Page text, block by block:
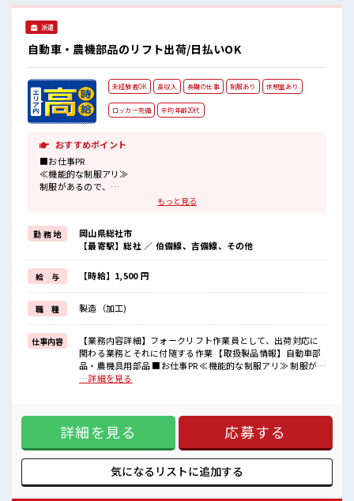
クラク制服アリ≫ 制服があるので、 毎日の服装の悩み解消♪
UP・ステップUP目指していきましょう！ ■職場の雰囲気 女
性が多めの職場です♪ 髪型にこだわりのあるアナタは必見！
髪型自由な職場！ 仕事の合間の息抜きは休憩室で♪ 持ち物が
多いあなたにもぴったり☆ ロッカー付き職場♪
派遣
自動車・農機部品のリフト出荷/日払いOK
未経験者OK 高収入 長期の仕事 制服あり 休憩室あり
ロッカー完備 平均年齢20代
おすすめポイント
■お仕事PR
≪機能的な制服アリ≫
制服があるので、
新しいことにチャレンジするのは不安だけど、
しっかり働く環境が整っています！
イチからスキルUP・ステップUP目指していきましょう！
≪収入アップを目指せる≫
高時給だらけの派遣のお仕事です！
■職場の雰囲気
≪20代の方が多数活躍中の職場≫
休憩室でホッと一息リフレッシュ！
持ち物が多いあなたにもぴったり☆
ロッカー付き職場♪
高収入もバッチリ目指せますよ！
もっと見る
勤 務 地
岡山県総社市
【最寄駅】総社 ／ 伯備線、吉備線、その他
給 与 【時給】1,500 円
職 種 製造（加工)
仕事内容
【業務内容詳細】フォークリフト作業員として、出荷対応に
関わる業務とそれに付随する作業 【取扱製品情報】自動車部
品・農機具用部品 ■お仕事PR ≪機能的な制服アリ≫ 制服があ
るので、 毎日の服装の悩み解消♪ ≪未経験の方も大カンゲイ
指していきましょう！ ≪収入アップを目指せる≫ 高時給だら
けの派遣のお仕事です！ ■職場の雰囲気 ≪20代の方が多数活
躍中の職場≫ 休憩室でホッと一息リフレッシュ！ 持ち物が多
いあなたにもぴったり☆ ロッカー付き職場♪ 高収入もバッチ
リ目指せますよ！
…詳細を見る
詳細を見る 応募する
気になるリストに追加する